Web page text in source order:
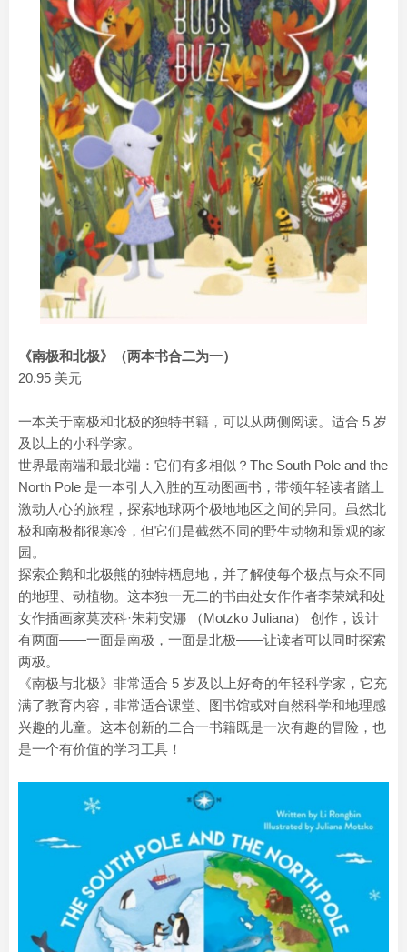
《南极和北极》（两本书合二为一）
20.95 美元
一本关于南极和北极的独特书籍，可以从两侧阅读。适合 5 岁
及以上的小科学家。
世界最南端和最北端：它们有多相似？The South Pole and the
North Pole 是一本引人入胜的互动图画书，带领年轻读者踏上
激动人心的旅程，探索地球两个极地地区之间的异同。虽然北
极和南极都很寒冷，但它们是截然不同的野生动物和景观的家
园。
探索企鹅和北极熊的独特栖息地，并了解使每个极点与众不同
的地理、动植物。这本独一无二的书由处女作作者李荣斌和处
女作插画家莫茨科·朱莉安娜 （Motzko Juliana） 创作，设计
有两面——一面是南极，一面是北极——让读者可以同时探索
两极。
《南极与北极》非常适合 5 岁及以上好奇的年轻科学家，它充
满了教育内容，非常适合课堂、图书馆或对自然科学和地理感
兴趣的儿童。这本创新的二合一书籍既是一次有趣的冒险，也
是一个有价值的学习工具！